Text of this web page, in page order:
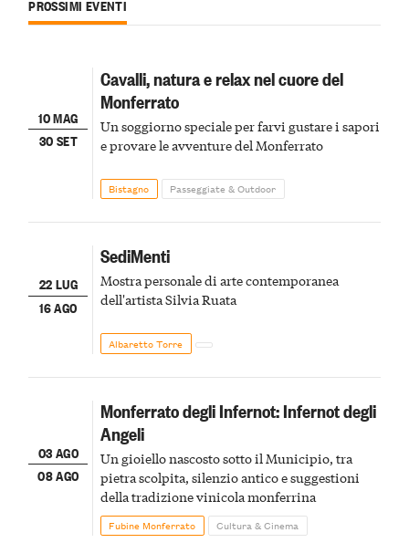
PROSSIMI EVENTI
10 MAG
30 SET
Cavalli, natura e relax nel cuore del
Monferrato
Un soggiorno speciale per farvi gustare i sapori
e provare le avventure del Monferrato
Bistagno Passeggiate & Outdoor
22 LUG
16 AGO
SediMenti
Mostra personale di arte contemporanea
dell'artista Silvia Ruata
Albaretto Torre
03 AGO
08 AGO
Monferrato degli Infernot: Infernot degli
Angeli
Un gioiello nascosto sotto il Municipio, tra
pietra scolpita, silenzio antico e suggestioni
della tradizione vinicola monferrina
Fubine Monferrato Cultura & Cinema